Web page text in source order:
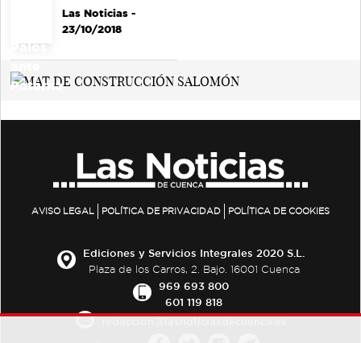
Las Noticias-
23/10/2018
AVISO LEGAL POLÍTICA DE PRIVACIDAD POLÍTICA DE COOKIES
Ediciones y Servicios Integrales 2020 S.L.
Plaza de los Carros, 2. Bajo. 16001 Cuenca
969 693 800
601 119 818